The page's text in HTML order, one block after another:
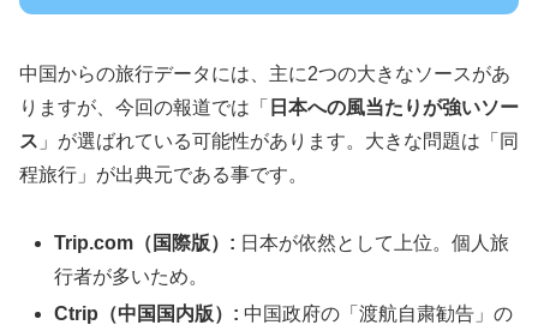
中国からの旅行データには、主に2つの大きなソースがあ
りますが、今回の報道では「 日本への風当たりが強いソー
ス 」が選ばれている可能性があります。大きな問題は「同
程旅行」が出典元である事です。
Trip.com（国際版）: 日本が依然として上位。個人旅
行者が多いため。
Ctrip（中国国内版）: 中国政府の「渡航自粛勧告」の